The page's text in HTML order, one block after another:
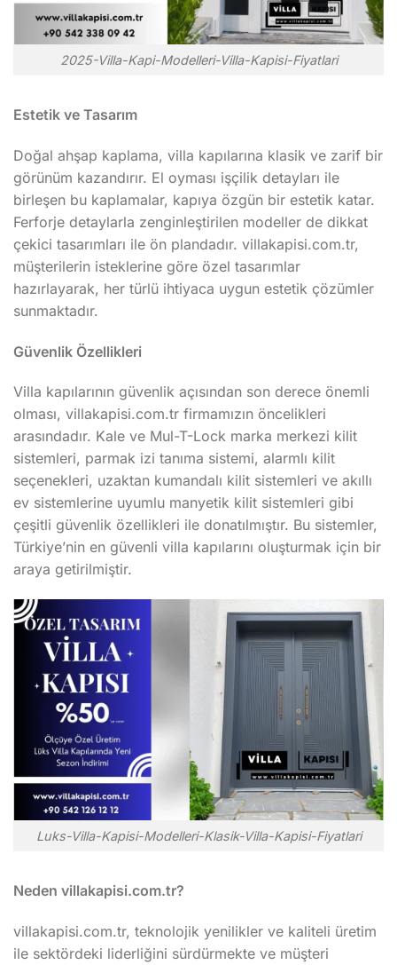
2025-Villa-Kapi-Modelleri-Villa-Kapisi-Fiyatlari
Estetik ve Tasarım
Doğal ahşap kaplama, villa kapılarına klasik ve zarif bir
görünüm kazandırır. El oyması işçilik detayları ile
birleşen bu kaplamalar, kapıya özgün bir estetik katar.
Ferforje detaylarla zenginleştirilen modeller de dikkat
çekici tasarımları ile ön plandadır. villakapisi.com.tr,
müşterilerin isteklerine göre özel tasarımlar
hazırlayarak, her türlü ihtiyaca uygun estetik çözümler
sunmaktadır.
Güvenlik Özellikleri
Villa kapılarının güvenlik açısından son derece önemli
olması, villakapisi.com.tr firmamızın öncelikleri
arasındadır. Kale ve Mul-T-Lock marka merkezi kilit
sistemleri, parmak izi tanıma sistemi, alarmlı kilit
seçenekleri, uzaktan kumandalı kilit sistemleri ve akıllı
ev sistemlerine uyumlu manyetik kilit sistemleri gibi
çeşitli güvenlik özellikleri ile donatılmıştır. Bu sistemler,
Türkiye’nin en güvenli villa kapılarını oluşturmak için bir
araya getirilmiştir.
Luks-Villa-Kapisi-Modelleri-Klasik-Villa-Kapisi-Fiyatlari
Neden villakapisi.com.tr?
villakapisi.com.tr, teknolojik yenilikler ve kaliteli üretim
ile sektördeki liderliğini sürdürmekte ve müşteri